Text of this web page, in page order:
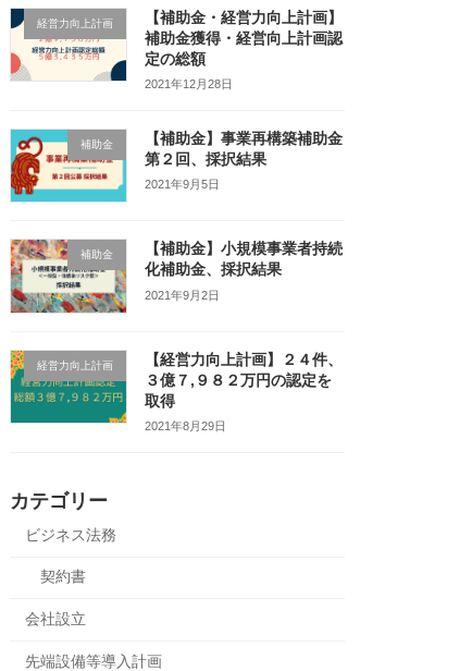
経営力向上計画
【補助金・経営力向上計画】
補助金獲得・経営向上計画認
定の総額
2021年12月28日
補助金
【補助金】事業再構築補助金
第２回、採択結果
2021年9月5日
補助金
【補助金】小規模事業者持続
化補助金、採択結果
2021年9月2日
経営力向上計画
【経営力向上計画】２４件、
３億７,９８２万円の認定を
取得
2021年8月29日
カテゴリー
ビジネス法務
契約書
会社設立
先端設備等導入計画